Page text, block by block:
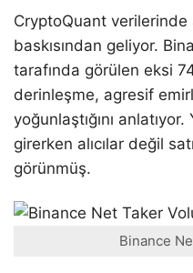
CryptoQuant verilerinde
baskısından geliyor.
tarafında görülen eksi
derinleşme, agresif
yoğunlaştığını
girerken alıcılar değil
görünmüş.
Binance